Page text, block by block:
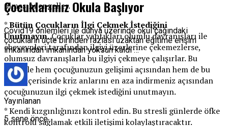
olmasını engeller.
*Bütün Çocukların İlgi Çekmekİstediğini
Unutmayın.Çocuklar yaptıkları olumlu davranışları ile
ebeveynleri tarafından ilgiyi üzerlerine çekemezlerse,
olumsuz davranışlarla bu ilgiyi çekmeye çalışırlar. Bu
nedenle hem çocuğunuzun gelişimi açısından hem de bu
süreç içerisinde kriz anlarını en aza indirmeniz açısından
çocuğunuzun ilgi çekmek istediğini unutmayın.
* Kendi kızgınlığınızı kontrol edin. Bu stresli günlerde öfke
kontrolü sağlamak etkili iletişimi kolaylaştıracaktır.
Çocuklarımız Okula Başlıyor
Covid19 önlemleri ile dünya üzerinde okul çağındaki
çocukların üçte birinden fazlası uzaktan eğitime erişim
imkanından imkanından yoksun kaldı …
Yayınlanan
5 sene önce